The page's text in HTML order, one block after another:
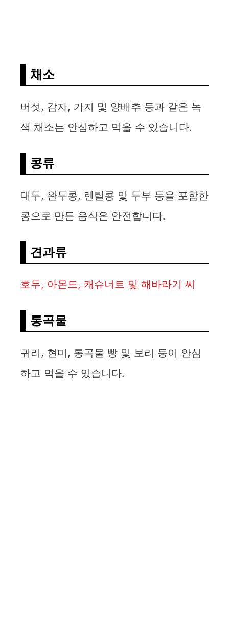
채소
버섯, 감자, 가지 및 양배추 등과 같은 녹
색 채소는 안심하고 먹을 수 있습니다.
콩류
대두, 완두콩, 렌틸콩 및 두부 등을 포함한
콩으로 만든 음식은 안전합니다.
견과류
호두, 아몬드, 캐슈너트 및 해바라기 씨
통곡물
귀리, 현미, 통곡물 빵 및 보리 등이 안심
하고 먹을 수 있습니다.